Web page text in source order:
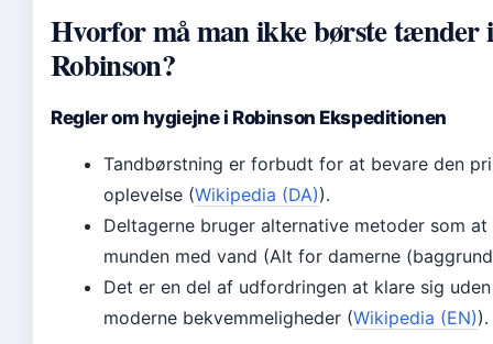
Hvorfor må man ikke børste tænder i
Robinson?
Regler om hygiejne i Robinson Ekspeditionen
Tandbørstning er forbudt for at bevare den
oplevelse (Wikipedia (DA)).
Deltagerne bruger alternative metoder som at
munden med vand (Alt for damerne
Det er en del af udfordringen at klare sig uden
moderne bekvemmeligheder (Wikipedia (EN)).